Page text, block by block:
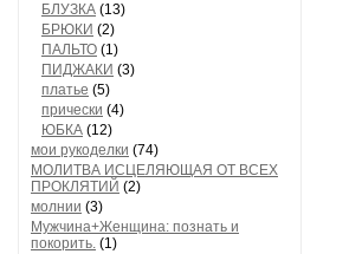
БЛУЗКА (13)
БРЮКИ (2)
ПАЛЬТО (1)
ПИДЖАКИ (3)
платье (5)
прически (4)
ЮБКА (12)
мои рукоделки (74)
МОЛИТВА ИСЦЕЛЯЮЩАЯ ОТ ВСЕХ
ПРОКЛЯТИЙ (2)
молнии (3)
Мужчина+Женщина: познать и
покорить. (1)